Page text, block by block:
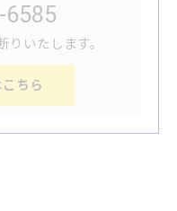
6585
いたします。
ちら